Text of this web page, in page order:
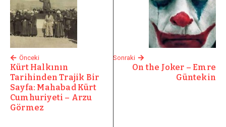
Önceki
Kürt Halkının
Tarihinden Trajik Bir
Sayfa: Mahabad Kürt
Cumhuriyeti – Arzu
Görmez
Sonraki
On the Joker – Emre
Güntekin